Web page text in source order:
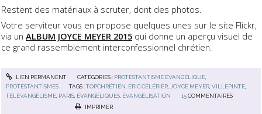
Restent des matériaux à scruter, dont des photos.
Votre serviteur vous en propose quelques unes sur le site Flickr,
via un ALBUM JOYCE MEYER 2015 qui donne un aperçu visuel de
ce grand rassemblement interconfessionnel chrétien.
LIEN PERMANENT CATÉGORIES : PROTESTANTISME ÉVANGÉLIQUE,
PROTESTANTISMES
TAGS :TOPCHRÉTIEN, ERIC CÉLÉRIER,JOYCE MEYER,VILLEPINTE,
TÉLÉVANGÉLISME, PARIS, ÉVANGÉLIQUES, ÉVANGÉLISATION 15 COMMENTAIRES
IMPRIMER